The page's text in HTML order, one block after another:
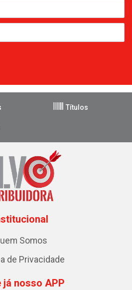
Títulos
Somos
de Privacidade
já nosso APP